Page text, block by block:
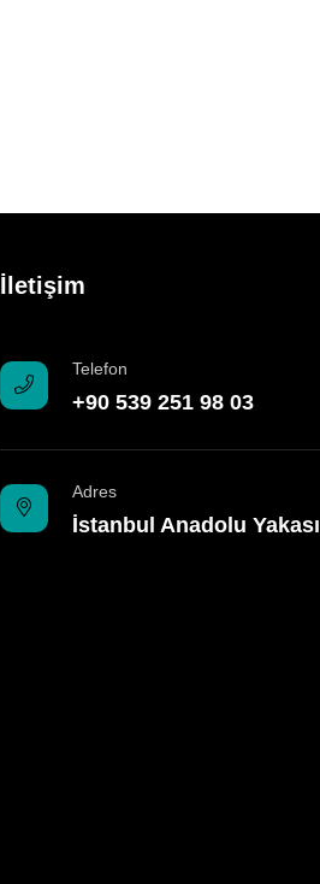
İletişim
Telefon
+90 539 251 98 03
Adres
İstanbul Anadolu Yakası